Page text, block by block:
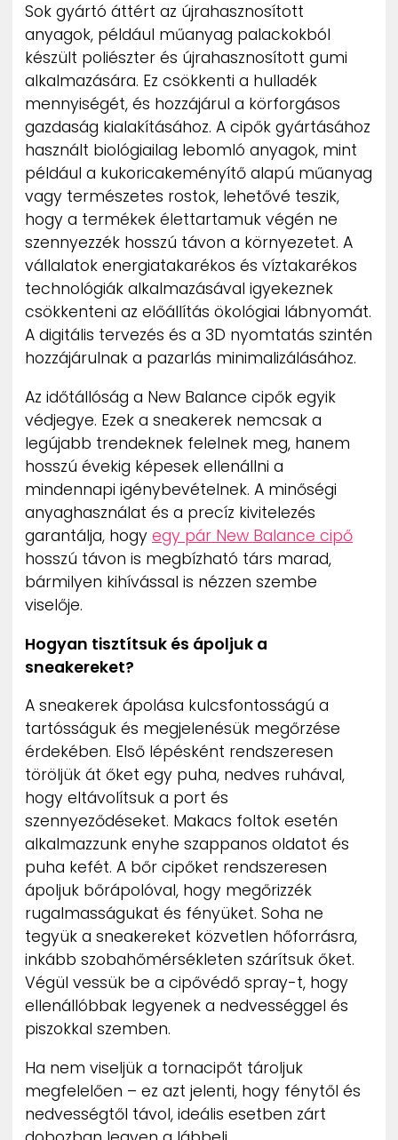
Sok gyártó áttért az újrahasznosított
anyagok, például műanyag palackokból
készült poliészter és újrahasznosított gumi
alkalmazására. Ez csökkenti a hulladék
mennyiségét, és hozzájárul a körforgásos
gazdaság kialakításához. A cipők gyártásához
használt biológiailag lebomló anyagok, mint
például a kukoricakeményítő alapú műanyag
vagy természetes rostok, lehetővé teszik,
hogy a termékek élettartamuk végén ne
szennyezzék hosszú távon a környezetet. A
vállalatok energiatakarékos és víztakarékos
technológiák alkalmazásával igyekeznek
csökkenteni az előállítás ökológiai lábnyomát.
A digitális tervezés és a 3D nyomtatás szintén
hozzájárulnak a pazarlás minimalizálásához.
Az időtállóság a New Balance cipők egyik
védjegye. Ezek a sneakerek nemcsak a
legújabb trendeknek felelnek meg, hanem
hosszú évekig képesek ellenállni a
mindennapi igénybevételnek. A minőségi
anyaghasználat és a precíz kivitelezés
garantálja, hogy egy pár New Balance cipő
hosszú távon is megbízható társ marad,
bármilyen kihívással is nézzen szembe
viselője.
Hogyan tisztítsuk és ápoljuk a
sneakereket?
A sneakerek ápolása kulcsfontosságú a
tartósságuk és megjelenésük megőrzése
érdekében. Első lépésként rendszeresen
töröljük át őket egy puha, nedves ruhával,
hogy eltávolítsuk a port és
szennyeződéseket. Makacs foltok esetén
alkalmazzunk enyhe szappanos oldatot és
puha kefét. A bőr cipőket rendszeresen
ápoljuk bőrápolóval, hogy megőrizzék
rugalmasságukat és fényüket. Soha ne
tegyük a sneakereket közvetlen hőforrásra,
inkább szobahőmérsékleten szárítsuk őket.
Végül vessük be a cipővédő spray-t, hogy
ellenállóbbak legyenek a nedvességgel és
piszokkal szemben.
Ha nem viseljük a tornacipőt tároljuk
megfelelően – ez azt jelenti, hogy fénytől és
nedvességtől távol, ideális esetben zárt